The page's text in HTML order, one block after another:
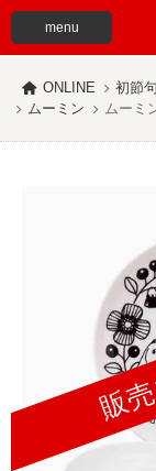
menu
ONLINE 初節
ムーミン
ムーミ
販